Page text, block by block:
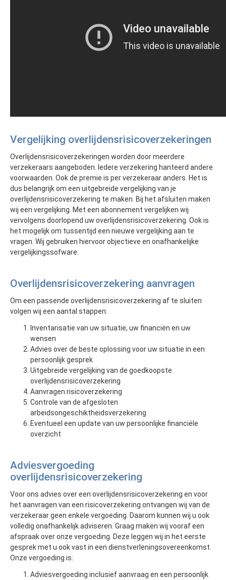
Vergelijking overlijdensrisicoverzekeringen
Overlijdensrisicoverzekeringen worden door meerdere
verzekeraars aangeboden. Iedere verzekering hanteerd andere
voorwaarden. Ook de premie is per verzekeraar anders. Het is
dus belangrijk om een uitgebreide vergelijking van je
overlijdensrisicoverzekering te maken. Bij het afsluiten maken
wij een vergelijking. Met een abonnement vergelijken wij
vervolgens doorlopend uw overlijdensrisicoverzekering. Ook is
het mogelijk om tussentijd een nieuwe vergelijking aan te
vragen. Wij gebruiken hiervoor objectieve en onafhankelijke
vergelijkingssofware.
Overlijdensrisicoverzekering aanvragen
Om een passende overlijdensrisicoverzekering af te sluiten
volgen wij een aantal stappen:
Inventarisatie van uw situatie, uw financiën en uw
wensen
Advies over de beste oplossing voor uw situatie in een
persoonlijk gesprek
Uitgebreide vergelijking van de goedkoopste
overlijdensrisicoverzekering
Aanvragen risicoverzekering
Controle van de afgesloten
arbeidsongeschiktheidsverzekering
Eventueel een update van uw persoonlijke financiële
overzicht
Adviesvergoeding
overlijdensrisicoverzekering
Voor ons advies over een overlijdensrisicoverzekering en voor
het aanvragen van een risicoverzekering ontvangen wij van de
verzekeraar geen enkele vergoeding. Daarom kunnen wij u ook
volledig onafhankelijk adviseren. Graag maken wij vooraf een
afspraak over onze vergoeding. Deze leggen wij in het eerste
gesprek met u ook vast in een dienstverleningsovereenkomst.
Onze vergoeding is:
Adviesvergoeding inclusief aanvraag en een persoonlijk